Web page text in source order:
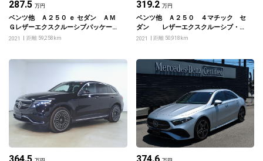
287.5 万円
ベンツ他 Ａ２５０ ｅ セダン ＡＭ
Ｇレザーエクスクルーシブパッケー
ジ・アドバンスドパッケージ
2021 距離 59,258km
319.2 万円
ベンツ他 Ａ２５０ ４マチック セ
ダン レザーエクスクルーシブ・ア
ドバンスド・レーダーセーフティ・ナ
2021 距離 50,918km